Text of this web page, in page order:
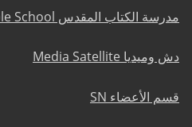
مدرسة الكتاب المقدس Bible School
دش وميديا Media Satellite
قسم الأعضاء SN